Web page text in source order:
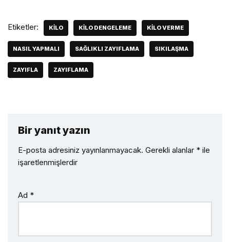
Etiketler: KILO KILO DENGELEME KILO VERME
NASIL YAPMALI SAĞLIKLI ZAYIFLAMA SIKILAŞMA
ZAYIFLA ZAYIFLAMA
Bir yanıt yazın
E-posta adresiniz yayınlanmayacak. Gerekli alanlar * ile
işaretlenmişlerdir
Ad *